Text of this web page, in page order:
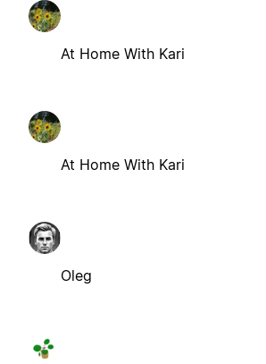
At Home With Kari
At Home With Kari
Oleg